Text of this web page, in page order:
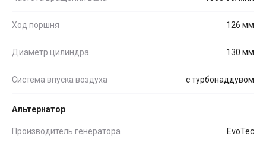
Ход поршня 126 мм
Диаметр цилиндра 130 мм
Система впуска воздуха с турбонаддувом
Альтернатор
Производитель генератора EvoTec